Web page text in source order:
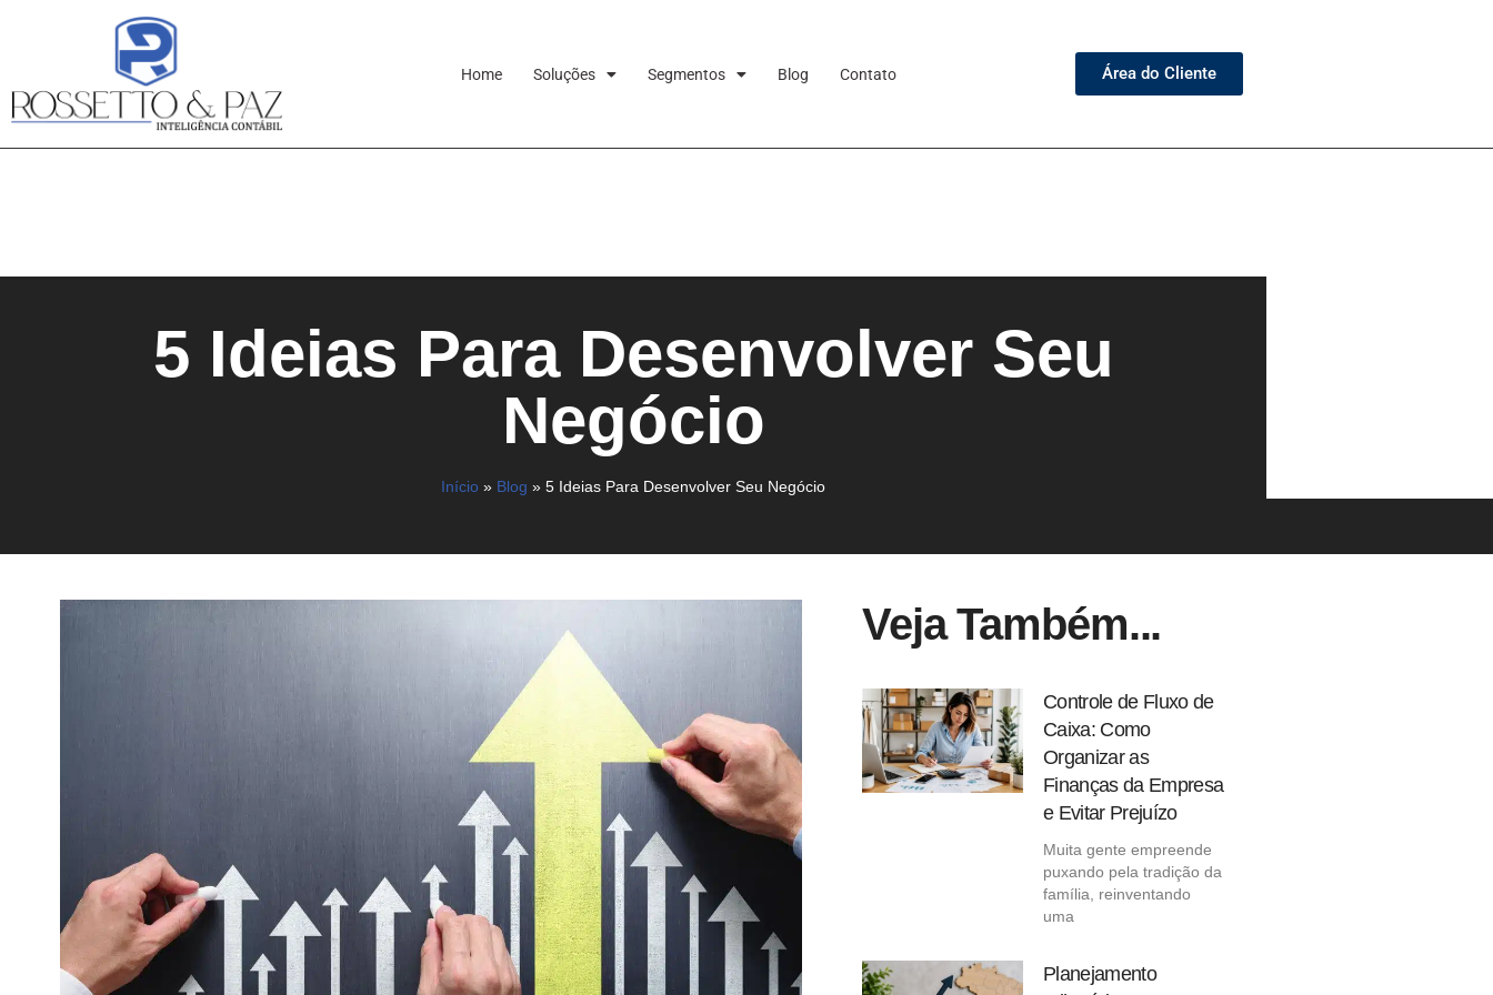
Home Soluções Segmentos Blog Contato Área do Cliente
5 Ideias Para Desenvolver Seu
Negócio
Início » Blog » 5 Ideias Para Desenvolver Seu Negócio
Veja Também...
Controle de Fluxo de
Caixa: Como
Organizar as
Finanças da Empresa
e Evitar Prejuízo
Muita gente empreende
puxando pela tradição da
família, reinventando
uma
Planejamento